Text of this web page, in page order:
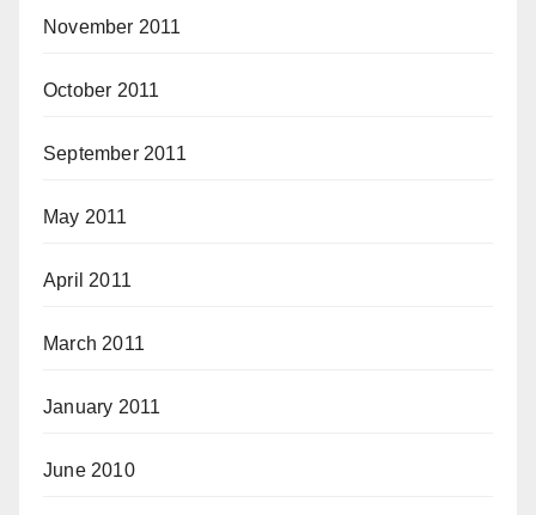
November 2011
October 2011
September 2011
May 2011
April 2011
March 2011
January 2011
June 2010